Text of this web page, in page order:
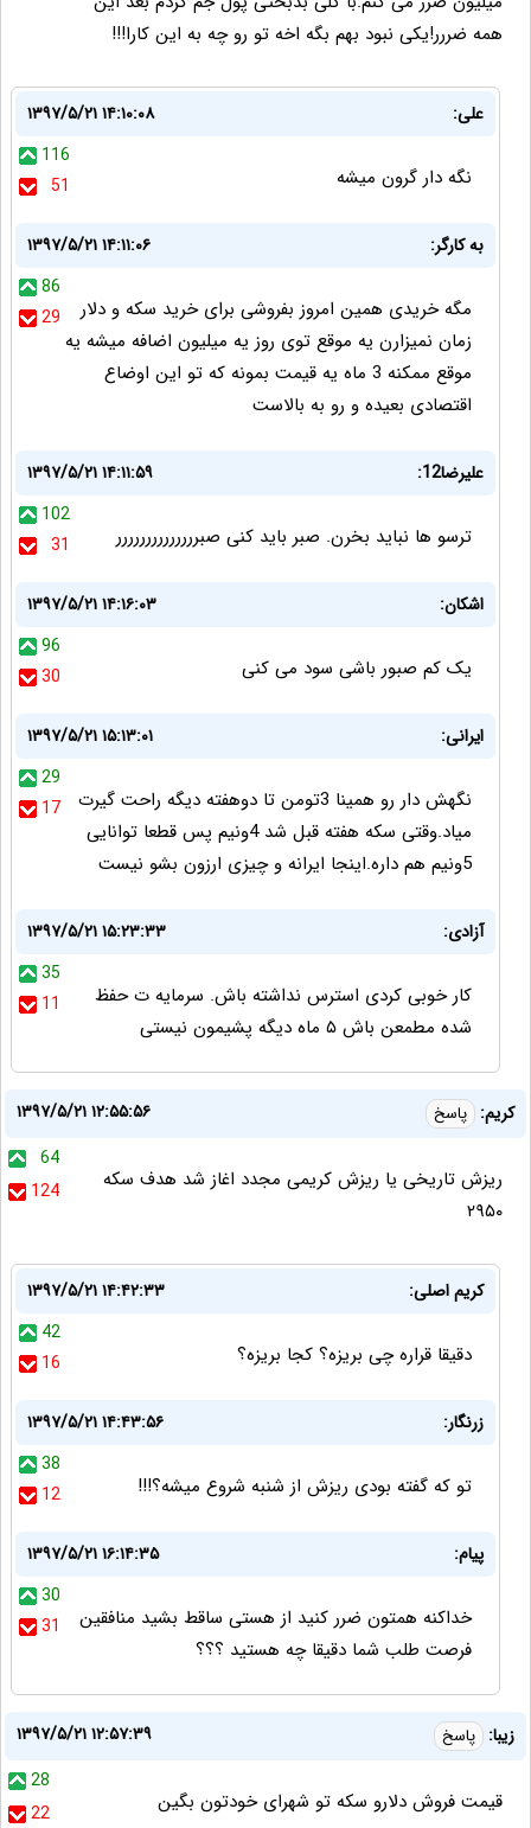
همه ضررر!یکی نبود بهم بگه اخه تو رو چه به این کارا!!!
علی:
۱۳۹۷/۵/۲۱ ۱۴:۱۰:۰۸
116
51
نگه دار گرون میشه
به کارگر:
۱۳۹۷/۵/۲۱ ۱۴:۱۱:۰۶
86
29
مگه خریدی همین امروز بفروشی برای خرید سکه و دلار
زمان نمیزارن یه موقع توی روز یه میلیون اضافه میشه یه
موقع ممکنه 3 ماه یه قیمت بمونه که تو این اوضاع
اقتصادی بعیده و رو به بالاست
علیرضا12:
۱۳۹۷/۵/۲۱ ۱۴:۱۱:۵۹
102
31
ترسو ها نباید بخرن. صبر باید کنی صبرررررررررررررر
اشکان:
۱۳۹۷/۵/۲۱ ۱۴:۱۶:۰۳
96
30
یک کم صبور باشی سود می کنی
ایرانی:
۱۳۹۷/۵/۲۱ ۱۵:۱۳:۰۱
29
17
نگهش دار رو همینا 3تومن تا دوهفته دیگه راحت گیرت
میاد.وقتی سکه هفته قبل شد 4ونیم پس قطعا توانایی
5ونیم هم داره.اینجا ایرانه و چیزی ارزون بشو نیست
آزادی:
۱۳۹۷/۵/۲۱ ۱۵:۲۳:۳۳
35
11
کار خوبی کردی استرس نداشته باش. سرمایه ت حفظ
شده مطمعن باش ۵ ماه دیگه پشیمون نیستی
کریم: پاسخ
۱۳۹۷/۵/۲۱ ۱۲:۵۵:۵۶
64
124
ریزش تاریخی یا ریزش کریمی مجدد اغاز شد هدف سکه
۲۹۵۰
کریم اصلی:
۱۳۹۷/۵/۲۱ ۱۴:۴۲:۳۳
42
16
دقیقا قراره چی بریزه؟ کجا بریزه؟
زرنگار:
۱۳۹۷/۵/۲۱ ۱۴:۴۳:۵۶
38
12
تو که گفته بودی ریزش از شنبه شروع میشه؟!!!
پیام:
۱۳۹۷/۵/۲۱ ۱۶:۱۴:۳۵
30
31
خداکنه همتون ضرر کنید از هستی ساقط بشید منافقین
فرصت طلب شما دقیقا چه هستید ؟؟؟
زیبا: پاسخ
۱۳۹۷/۵/۲۱ ۱۲:۵۷:۳۹
28
22
قیمت فروش دلارو سکه تو شهرای خودتون بگین